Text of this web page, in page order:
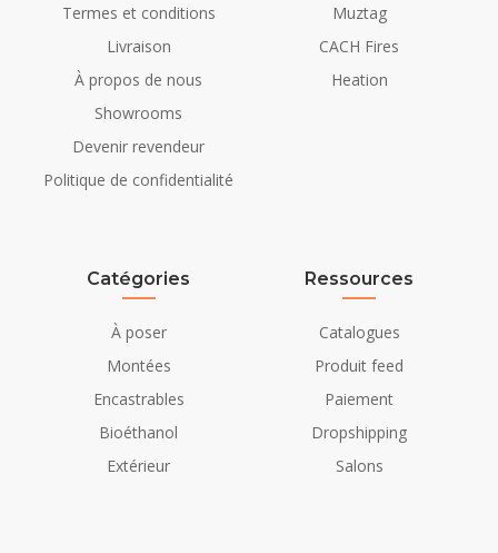
Termes et conditions
Livraison
À propos de nous
Showrooms
Devenir revendeur
Politique de confidentialité
Muztag
CACH Fires
Heation
Catégories
À poser
Montées
Encastrables
Bioéthanol
Extérieur
Ressources
Catalogues
Produit feed
Paiement
Dropshipping
Salons